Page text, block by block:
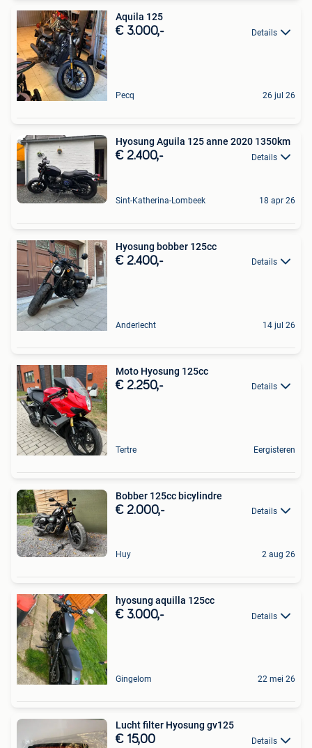
Aquila 125
€ 3.000,- Details
Pecq 26 jul 26
Hyosung Aguila 125 anne 2020 1350km
€ 2.400,- Details
Sint-Katherina-Lombeek 18 apr 26
Hyosung bobber 125cc
€ 2.400,- Details
Anderlecht 14 jul 26
Moto Hyosung 125cc
€ 2.250,- Details
Tertre Eergisteren
Bobber 125cc bicylindre
€ 2.000,- Details
Huy 2 aug 26
hyosung aquilla 125cc
€ 3.000,- Details
Gingelom 22 mei 26
Lucht filter Hyosung gv125
€ 15,00 Details